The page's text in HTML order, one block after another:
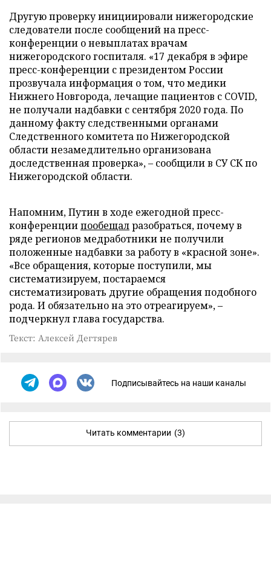
Другую проверку инициировали нижегородские
следователи после сообщений на пресс-
конференции о невыплатах врачам
нижегородского госпиталя. «17 декабря в эфире
пресс-конференции с президентом России
прозвучала информация о том, что медики
Нижнего Новгорода, лечащие пациентов с COVID,
не получали надбавки с сентября 2020 года. По
данному факту следственными органами
Следственного комитета по Нижегородской
области незамедлительно организована
доследственная проверка», – сообщили в СУ СК по
Нижегородской области.
Напомним, Путин в ходе ежегодной пресс-
конференциипообещалразобраться, почему в
ряде регионов медработники не получили
положенные надбавки за работу в «красной зоне».
«Все обращения, которые поступили, мы
систематизируем, постараемся
систематизировать другие обращения подобного
рода. И обязательно на это отреагируем», –
подчеркнул глава государства.
Текст: Алексей Дегтярев
Подписывайтесь на наши каналы
Читать комментарии (3)